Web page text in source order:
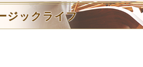
ジックライフ